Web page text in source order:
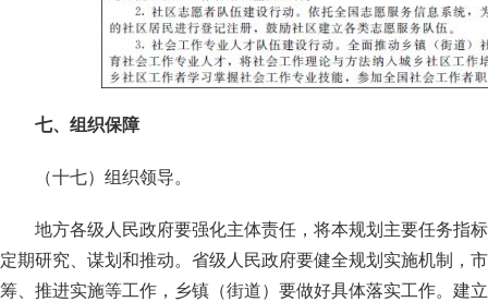
七、组织保障
（十七）组织领导。
地方各级人民政府要强化主体责任，将本规划主要任务指
定期研究、谋划和推动。省级人民政府要健全规划实施机制，
筹、推进实施等工作，乡镇（街道）要做好具体落实工作。建